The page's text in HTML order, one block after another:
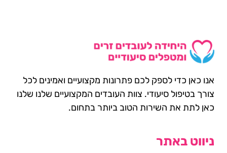
אנו כאן כדי לספק לכם פתרונות מקצועיים ואמינים לכל
צורך בטיפול סיעודי. צוות העובדים המקצועיים שלנו שלנו
כאן לתת את השירות הטוב ביותר בתחום.
ניווט באתר